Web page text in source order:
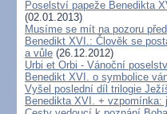
Poselství papeže Benedikta
(02.01.2013)
Musíme se mít na pozoru
Benedikt XVI.: Člověk se
a vůle (26.12.2012)
Urbi et Orbi - Vánoční
Benedikt XVI. o symbolice
Vyšel poslední díl trilogie
Benedikta XVI. + vzpomínka: